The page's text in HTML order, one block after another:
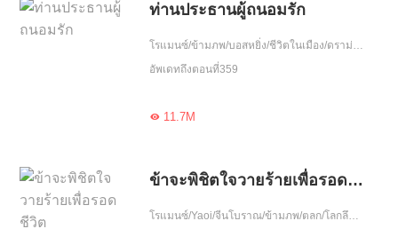
ท่านประธานผู้ถนอมรัก
โรแมนซ์/ข้ามภพ/บอสหยิ่ง/ชีวิตในเมือง/ดราม่า/ฮอต/รักหวานฉ่ำ/ความรัก/รักเดียวใจเดียว/โชคชะตา/เกิดใหม่
อัพเดทถึงตอนที่359
11.7M
ข้าจะพิชิตใจวายร้ายเพื่อรอดชีวิต
โรแมนซ์/Yaoi/จีนโบราณ/ข้ามภพ/ตลก/โลกลึกลับ/ความรัก/ขี้งอแง/เกิดใหม่